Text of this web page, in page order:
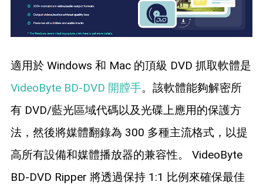
適用於 Windows 和 Mac 的頂級 DVD 抓取軟體是
VideoByte BD-DVD 開膛手。該軟體能夠解密所
有 DVD/藍光區域代碼以及光碟上應用的保護方
法，然後將媒體翻錄為 300 多種主流格式，以提
高所有設備和媒體播放器的兼容性。 VideoByte
BD-DVD Ripper 將透過保持 1:1 比例來確保最佳